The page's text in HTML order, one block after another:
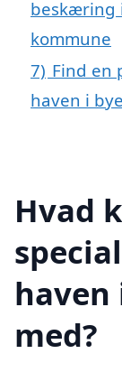
beskæring
kommune
7) Find en
haven i
Hvad
haven
med?